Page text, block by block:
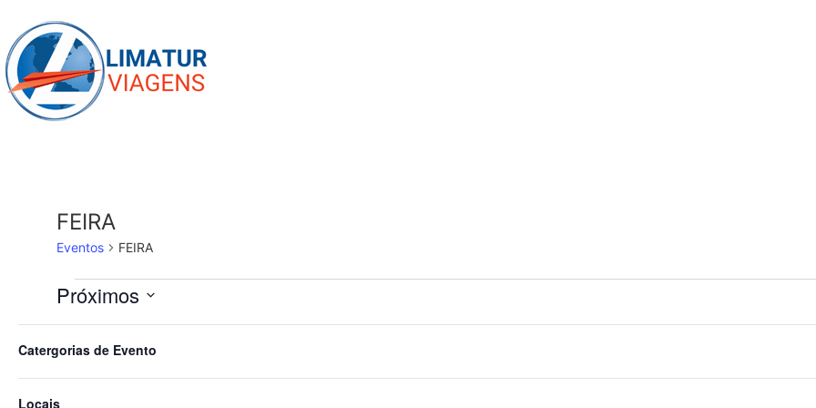
content
FEIRA
Eventos FEIRA
Eventos
Próximos
a
data.
qualquer
campo
do
Catergorias de Evento
Locais
novembro 2026
DOM